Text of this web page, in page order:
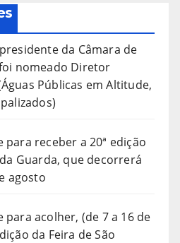
da Câmara de
nomeado Diretor
Públicas em Altitude,
receber a 20ª edição
Guarda, que decorrerá
agosto
acolher, (de 7 a 16 de
da Feira de São